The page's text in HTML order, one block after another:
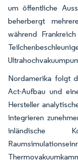
um öffentliche
beherbergt
während
Nordamerika folgt
Act-Aufbau und
Hersteller
integrieren
inländische